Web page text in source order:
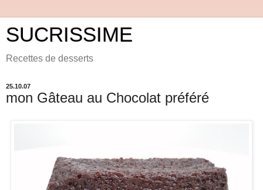
SUCRISSIME
Recettes de desserts
25.10.07
mon Gâteau au Chocolat préféré